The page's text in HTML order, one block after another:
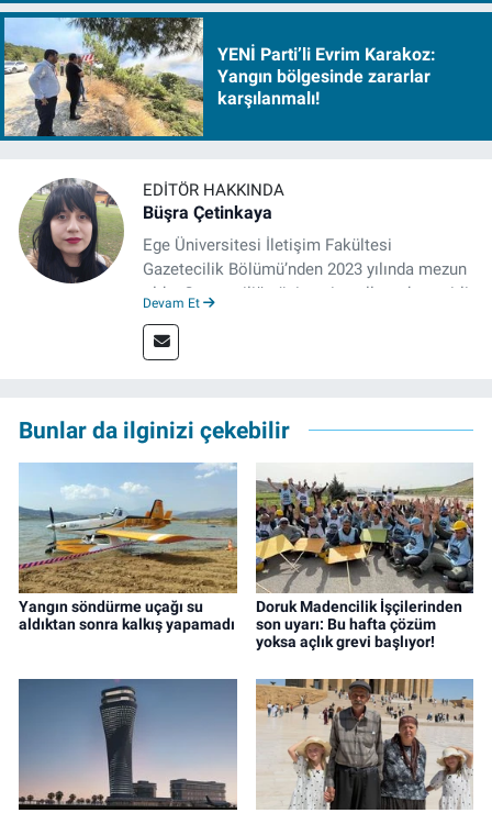
YENİ Parti’li Evrim Karakoz:
Yangın bölgesinde zararlar
karşılanmalı!
EDITÖR HAKKINDA
Büşra Çetinkaya
Ege Üniversitesi İletişim Fakültesi
Gazetecilik Bölümü’nden 2023 yılında mezun
oldu. Gazeteciliğe üniversite yıllarında çeşitli
Meslek hayatına 2023'te İzmir'de başlayan
gazeteci, halen izgazete.net’te editör olarak
Devam Et
Bunlar da ilginizi çekebilir
Yangın söndürme uçağı su
aldıktan sonra kalkış yapamadı
Doruk Madencilik İşçilerinden
son uyarı: Bu hafta çözüm
yoksa açlık grevi başlıyor!